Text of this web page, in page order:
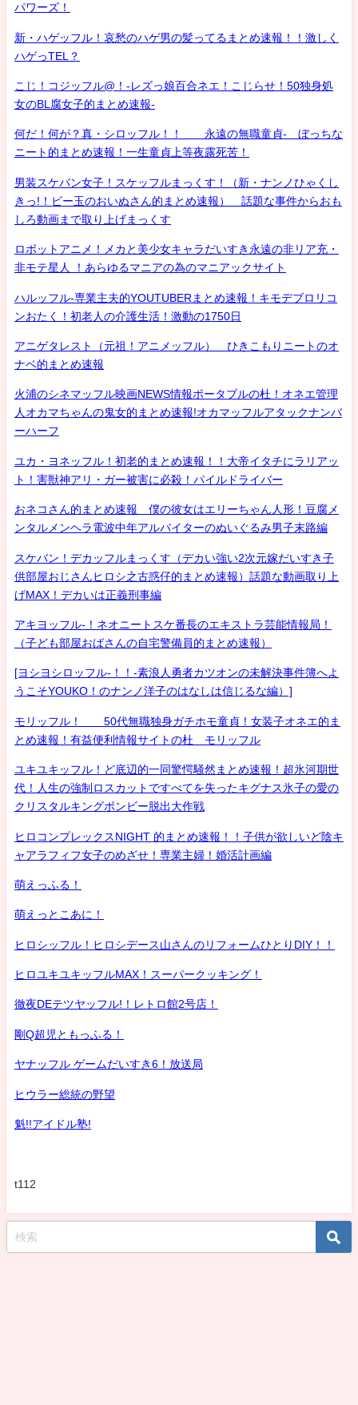
パワーズ！
新・ハゲッフル！哀愁のハゲ男の髪ってるまとめ速報！！激しく
ハゲっTEL？
こじ！コジッフル@！-レズっ娘百合ネエ！こじらせ！50独身処
女のBL腐女子的まとめ速報-
何だ！何が？真・シロッフル！！ 永遠の無職童貞- ぼっちな
ニート的まとめ速報！一生童貞上等夜露死苦！
男装スケバン女子！スケッフルまっくす！（新・ナンノひゃくし
きっ!！ビー玉のおいぬさん的まとめ速報） 話題な事件からおも
しろ動画まで取り上げまっくす
ロボットアニメ！メカと美少女キャラだいすき永遠の非リア充・
非モテ星人 ！あらゆるマニアの為のマニアックサイト
ハルッフル-専業主夫的YOUTUBERまとめ速報！キモデブロリコ
ンおたく！初老人の介護生活！激動の1750日
アニゲタレスト（元祖！アニメッフル） ひきこもりニートのオ
ナベ的まとめ速報
火浦のシネマッフル映画NEWS情報ポータブルの杜！オネエ管理
人オカマちゃんの鬼女的まとめ速報!オカマッフルアタックナンバ
ーハーフ
ユカ・ヨネッフル！初老的まとめ速報！！大帝イタチにラリアッ
ト！害獣神アリ・ガー被害に必殺！パイルドライバー
おネコさん的まとめ速報 僕の彼女はエリーちゃん人形！豆腐メ
ンタルメンヘラ電波中年アルバイターのぬいぐるみ男子末路編
スケバン！デカッフルまっくす（デカい強い2次元嫁だいすき子
供部屋おじさんヒロシ之古惑仔的まとめ速報）話題な動画取り上
げMAX！デカいは正義刑事編
アキヨッフル-！ネオニートスケ番長のエキストラ芸能情報局！
（子ども部屋おばさんの自宅警備員的まとめ速報）
[ヨシヨシロッフル-！！-素浪人勇者カツオンの未解決事件簿へよ
うこそYOUKO！のナンノ洋子のはなしは信じるな編）]
モリッフル！ 50代無職独身ガチホモ童貞！女装子オネエ的ま
とめ速報！有益便利情報サイトの杜 モリッフル
ユキユキッフル！ど底辺的一同驚愕騒然まとめ速報！超氷河期世
代！人生の強制ロスカットですべてを失ったキグナス氷子の愛の
クリスタルキングボンビー脱出大作戦
ヒロコンプレックスNIGHT 的まとめ速報！！子供が欲しいど陰キ
ャアラフィフ女子のめざせ！専業主婦！婚活計画編
萌えっふる！
萌えっとこあに！
ヒロシッフル！ヒロシデース山さんのリフォームひとりDIY！！
ヒロユキユキッフルMAX！スーパークッキング！
徹夜DEテツヤッフル!！レトロ館2号店！
剛Q超児ともっふる！
ヤナッフル ゲームだいすき6！放送局
ヒウラー総統の野望
魁!!アイドル塾!
t112